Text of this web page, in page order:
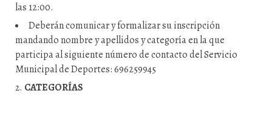
las 12:00.
Deberán comunicar y formalizar su inscripción
mandando nombre y apellidos y categoría en la que
participa al siguiente número de contacto del Servicio
Municipal de Deportes: 696259945
CATEGORÍAS